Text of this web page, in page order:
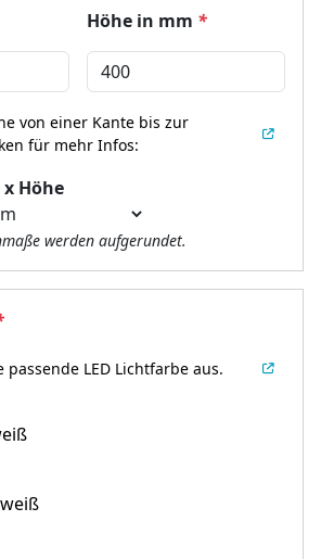
Höhe in mm *
Höhe
von einer Kante bis zur
für mehr Infos:
werden aufgerundet.
passende LED Lichtfarbe aus.